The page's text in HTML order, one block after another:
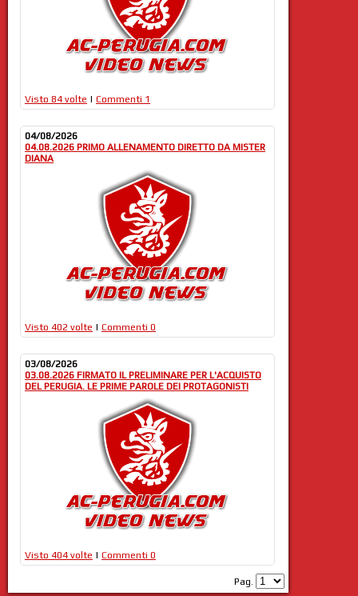
Visto 84 volte | Commenti 1
04/08/2026
04.08.2026 PRIMO ALLENAMENTO DIRETTO DA MISTER
DIANA
Visto 402 volte | Commenti 0
03/08/2026
03.08.2026 FIRMATO IL PRELIMINARE PER L'ACQUISTO
DEL PERUGIA. LE PRIME PAROLE DEI PROTAGONISTI
Visto 404 volte | Commenti 0
Pag.